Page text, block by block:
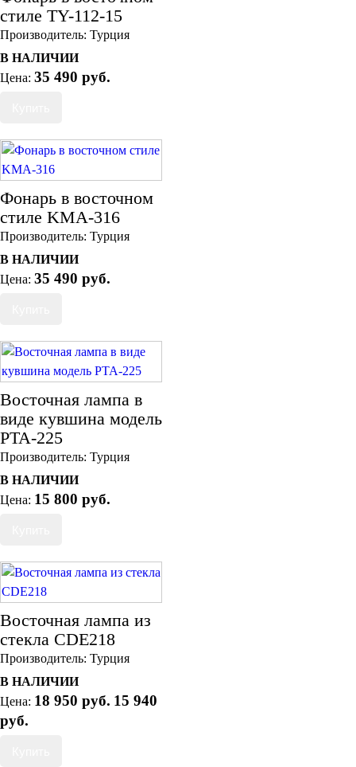
стиле TY-112-15
Производитель: Турция
В НАЛИЧИИ
Цена: 35 490 руб.
Фонарь в восточном
стиле KMA-316
Производитель: Турция
В НАЛИЧИИ
Цена: 35 490 руб.
Восточная лампа в
виде кувшина модель
PTA-225
Производитель: Турция
В НАЛИЧИИ
Цена: 15 800 руб.
Восточная лампа из
стекла CDE218
Производитель: Турция
В НАЛИЧИИ
Цена: 18 950 руб. 15 940
руб.